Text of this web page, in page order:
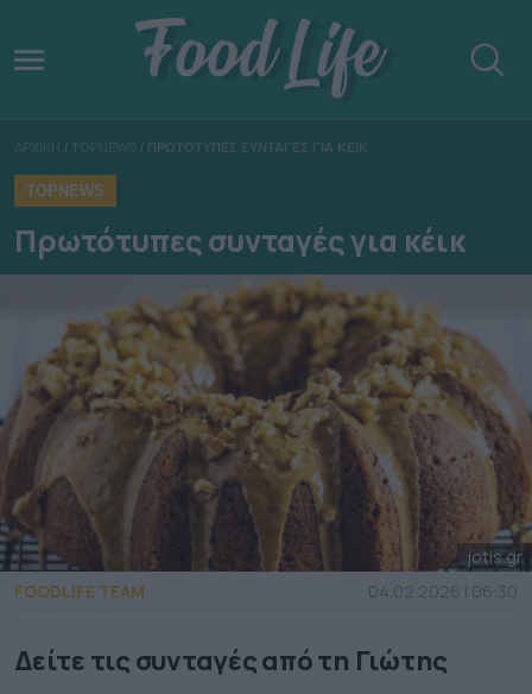
ΑΡΧΙΚΗ / TOPNEWS / ΠΡΩΤΟΤΥΠΕΣ ΣΥΝΤΑΓΕΣ ΓΙΑ ΚΕΪΚ
TOPNEWS
Πρωτότυπες συνταγές για κέικ
jotis.gr
FOODLIFE TEAM
04.02.2026 | 06:30
Δείτε τις συνταγές από τη Γιώτης